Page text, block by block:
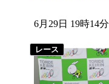
6月29日 19時14分